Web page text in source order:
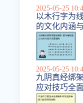
2025-05-25
以木行字为
的文化内涵
2025-05-25
九阴真经绑
应对技巧全